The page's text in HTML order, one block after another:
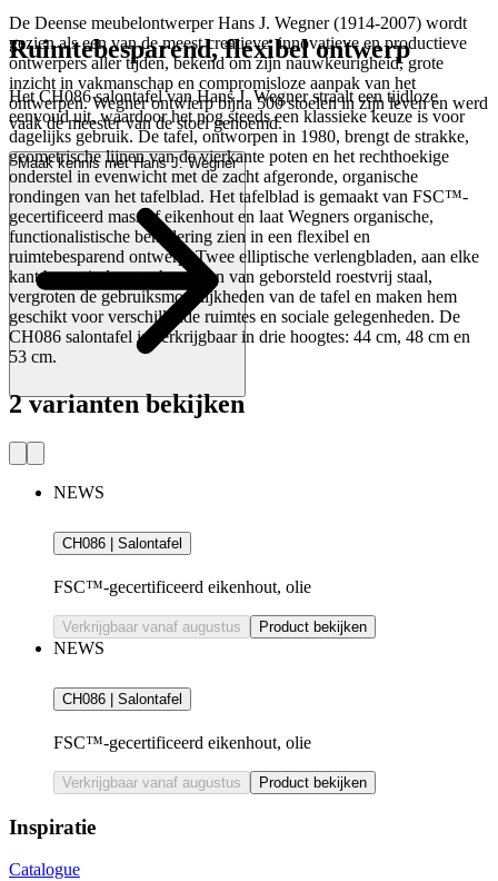
De Deense meubelontwerper Hans J. Wegner (1914-2007) wordt
gezien als een van de meest creatieve, innovatieve en productieve
ontwerpers aller tijden, bekend om zijn nauwkeurigheid, grote
inzicht in vakmanschap en compromisloze aanpak van het
ontwerpen. Wegner ontwierp bijna 500 stoelen in zijn leven en werd
vaak de meester van de stoel genoemd.
Maak kennis met Hans J. Wegner
Ruimtebesparend, flexibel ontwerp
Het CH086 salontafel van Hans J. Wegner straalt een tijdloze
eenvoud uit, waardoor het nog steeds een klassieke keuze is voor
dagelijks gebruik. De tafel, ontworpen in 1980, brengt de strakke,
geometrische lijnen van de vierkante poten en het rechthoekige
onderstel in evenwicht met de zacht afgeronde, organische
rondingen van het tafelblad. Het tafelblad is gemaakt van FSC™-
gecertificeerd massief eikenhout en laat Wegners organische,
functionalistische benadering zien in een flexibel en
ruimtebesparend ontwerp. Twee elliptische verlengbladen, aan elke
kant bevestigd met scharnieren van geborsteld roestvrij staal,
vergroten de gebruiksmogelijkheden van de tafel en maken hem
geschikt voor verschillende ruimtes en sociale gelegenheden. De
CH086 salontafel is verkrijgbaar in drie hoogtes: 44 cm, 48 cm en
53 cm.
2 varianten bekijken
NEWS
CH086 | Salontafel
FSC™-gecertificeerd eikenhout, olie
Verkrijgbaar vanaf augustus Product bekijken
NEWS
CH086 | Salontafel
FSC™-gecertificeerd eikenhout, olie
Verkrijgbaar vanaf augustus Product bekijken
Inspiratie
Catalogue